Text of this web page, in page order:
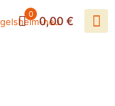
0 0,00 €